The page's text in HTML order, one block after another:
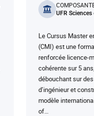
UFR
Le Cursus Master
(CMI) est une
renforcée licence-
cohérente sur 5
débouchant sur
d’ingénieur et
modèle
of…